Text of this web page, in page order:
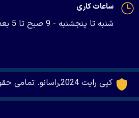
ساعات کاری
شنبه تا پنجشنبه - 9 صبح تا 5 بعدازظهر
کپی رایت 2024,راسانو. تمامی حقوق سایت محفوظ است.